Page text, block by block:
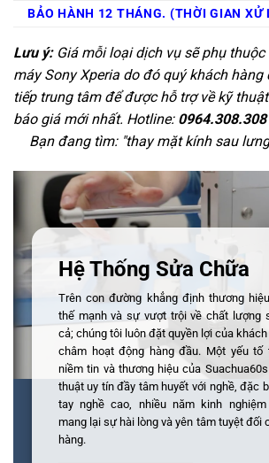
BẢO HÀNH 12 THÁNG. (THỜI GIAN XỬ
Lưu ý:Giá mỗi loại dịch vụ sẽ phụ
máy Sony Xperia do đó quý khách hàng
tiếp trung tâm để được hỗ trợ về kỹ
báo giá mới nhất. Hotline: 0964.308.308
Bạn đang tìm: "thay mặt kính sau
Hệ Thống Sửa Chữa
Trên con đường khẳng định thương
thế mạnh và sự vượt trội về chất lượng
cả; chúng tôi luôn đặt quyền lợi của
châm hoạt động hàng đầu. Một yếu tố
niềm tin và thương hiệu của
thuật uy tín đầy tâm huyết với nghề, đặc
tay nghề cao, nhiều năm kinh nghiệm
mang lại sự hài lòng và yên tâm tuyệt đối
hàng.